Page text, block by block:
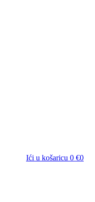
Ići u košaricu 0 €0